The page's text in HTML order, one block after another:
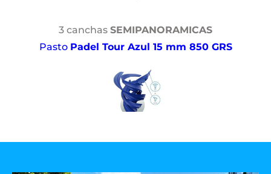
3 canchas SEMIPANORAMICAS
Pasto Padel Tour Azul 15 mm 850 GRS